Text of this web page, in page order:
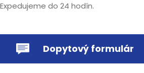
Expedujeme do 24 hodín.
formulárDopytový formulár